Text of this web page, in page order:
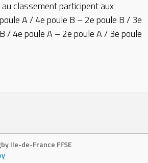
classement participent aux
A / 4e poule B – 2e poule B / 3e
/ 4e poule A – 2e poule A / 3e poule
Ile-de-France FFSE